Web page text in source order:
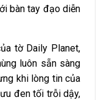
bàn tay đạo diễn
tờ Daily Planet,
luôn sẵn sàng
khi lòng tin của
đen tối trỗi dậy,